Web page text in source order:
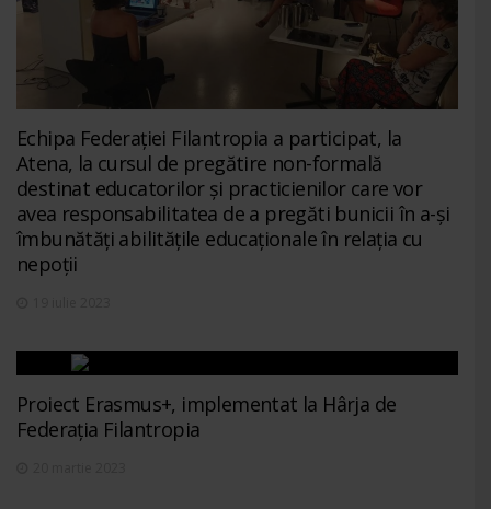
Echipa Federației Filantropia a participat, la
Atena, la cursul de pregătire non-formală
destinat educatorilor și practicienilor care vor
avea responsabilitatea de a pregăti bunicii în a-și
îmbunătăți abilitățile educaționale în relația cu
nepoții
Proiect Erasmus+, implementat la Hârja de
Federația Filantropia